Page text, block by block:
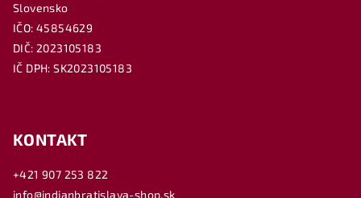
Slovensko
IČO: 45854629
DIČ: 2023105183
IČ DPH: SK2023105183
KONTAKT
+421 907 253 822
info@indianbratislava-shop.sk